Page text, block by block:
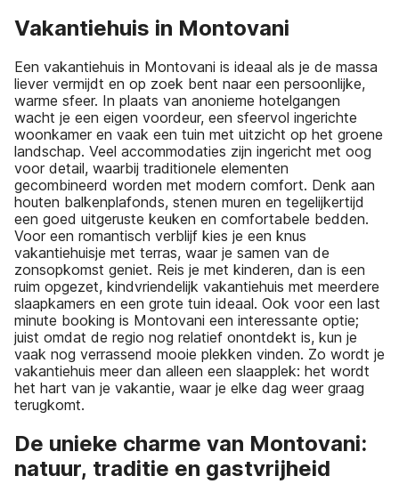
Vakantiehuis in Montovani
Een vakantiehuis in Montovani is ideaal als je de massa
liever vermijdt en op zoek bent naar een persoonlijke,
warme sfeer. In plaats van anonieme hotelgangen
wacht je een eigen voordeur, een sfeervol ingerichte
woonkamer en vaak een tuin met uitzicht op het groene
landschap. Veel accommodaties zijn ingericht met oog
voor detail, waarbij traditionele elementen
gecombineerd worden met modern comfort. Denk aan
houten balkenplafonds, stenen muren en tegelijkertijd
een goed uitgeruste keuken en comfortabele bedden.
Voor een romantisch verblijf kies je een knus
vakantiehuisje met terras, waar je samen van de
zonsopkomst geniet. Reis je met kinderen, dan is een
ruim opgezet, kindvriendelijk vakantiehuis met meerdere
slaapkamers en een grote tuin ideaal. Ook voor een last
minute booking is Montovani een interessante optie;
juist omdat de regio nog relatief onontdekt is, kun je
vaak nog verrassend mooie plekken vinden. Zo wordt je
vakantiehuis meer dan alleen een slaapplek: het wordt
het hart van je vakantie, waar je elke dag weer graag
terugkomt.
De unieke charme van Montovani:
natuur, traditie en gastvrijheid